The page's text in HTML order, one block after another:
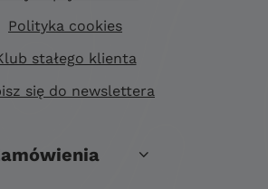
Polityka cookies
stałego klienta
się do newslettera